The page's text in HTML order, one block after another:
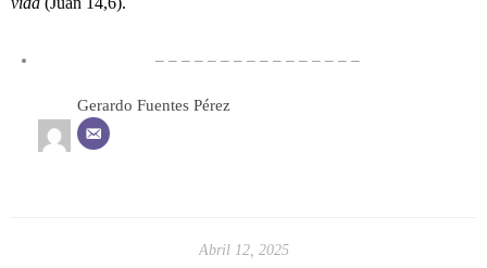
– – – – – – – – – – – – – – – –
Gerardo Fuentes Pérez
Abril 12, 2025